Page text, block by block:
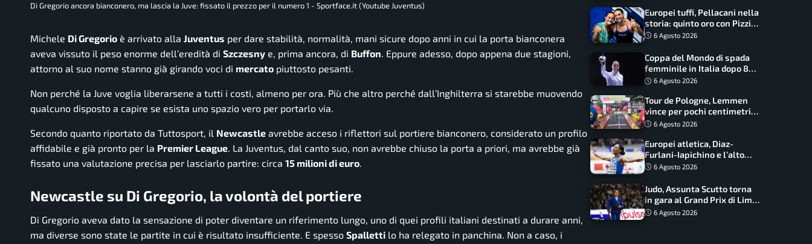
Di Gregorio ancora bianconero, ma lascia la Juve: fissato il prezzo per il numero 1 - Sportface.it (Youtube Juventus)
Michele Di Gregorio è arrivato alla Juventus per dare stabilità, normalità, mani sicure dopo anni in cui la porta bianconera
aveva vissuto il peso enorme dell’eredità di Szczesny e, prima ancora, di Buffon. Eppure adesso, dopo appena due stagioni,
attorno al suo nome stanno già girando voci di mercato piuttosto pesanti.
Non perché la Juve voglia liberarsene a tutti i costi, almeno per ora. Più che altro perché dall’Inghilterra si starebbe muovendo
qualcuno disposto a capire se esista uno spazio vero per portarlo via.
Secondo quanto riportato da Tuttosport, il Newcastle avrebbe acceso i riflettori sul portiere bianconero, considerato un profilo
affidabile e già pronto per la Premier League. La Juventus, dal canto suo, non avrebbe chiuso la porta a priori, ma avrebbe già
fissato una valutazione precisa per lasciarlo partire: circa 15 milioni di euro.
Newcastle su Di Gregorio, la volontà del portiere
Di Gregorio aveva dato la sensazione di poter diventare un riferimento lungo, uno di quei profili italiani destinati a durare anni,
ma diverse sono state le partite in cui è risultato insufficiente. E spesso Spalletti lo ha relegato in panchina. Non a caso, i
Europei tuffi, Pellacani nella
storia: quinto oro con Pizzini
nel sincro da 3 metri
6 Agosto 2026
Coppa del Mondo di spada
femminile in Italia dopo 8
anni, Alberta Santuccio: “Il
frutti”
6 Agosto 2026
Tour de Pologne, Lemmen
vince per pochi centimetri
su Scaroni: maxi-caduta e
6 Agosto 2026
Europei atletica, Diaz-
Furlani-Iapichino e l’alto
azzurro: l’Italia sogna nei
6 Agosto 2026
Judo, Assunta Scutto torna
in gara al Grand Prix di Lima:
17 azzurri convocati
6 Agosto 2026